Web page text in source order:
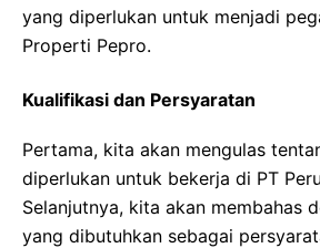
yang diperlukan untuk menjadi
Properti Pepro.
Kualifikasi dan Persyaratan
Pertama, kita akan mengulas
diperlukan untuk bekerja di PT
Selanjutnya, kita akan membahas
yang dibutuhkan sebagai